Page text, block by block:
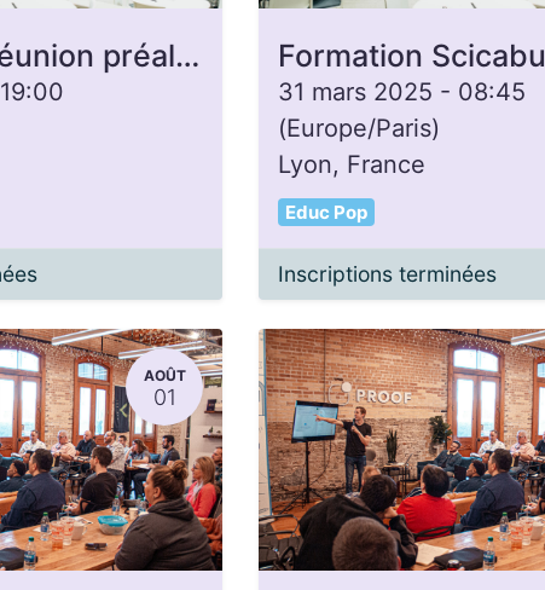
Éduc'Pop - réunion préalable à la formation d'animateurice
19:00
31 mars 2025 - 08:45
(Europe/Paris)
Lyon, France
Educ Pop
Inscriptions terminées
AOÛT
01